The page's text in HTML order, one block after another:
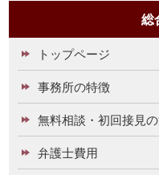
総
トップページ
事務所の特徴
無料相談・初回接見
弁護士費用